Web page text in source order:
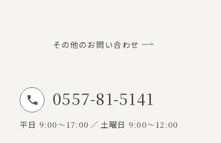
その他のお問い合わせ
お電話でのお問い合わせ
0557-81-5141
平日 9:00～17:00 土曜日 9:00～12:00